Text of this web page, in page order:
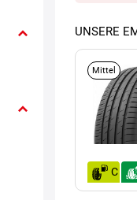
UNSERE
Mittel
C